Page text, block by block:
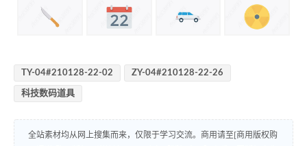
TY-04#210128-22-02 ZY-04#210128-22-26
科技数码道具
全站素材均从网上搜集而来，仅限于学习交流。商用请至[商用版权购